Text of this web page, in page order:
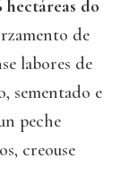
hectáreas do
de
labores de
sementado e
peche
creouse